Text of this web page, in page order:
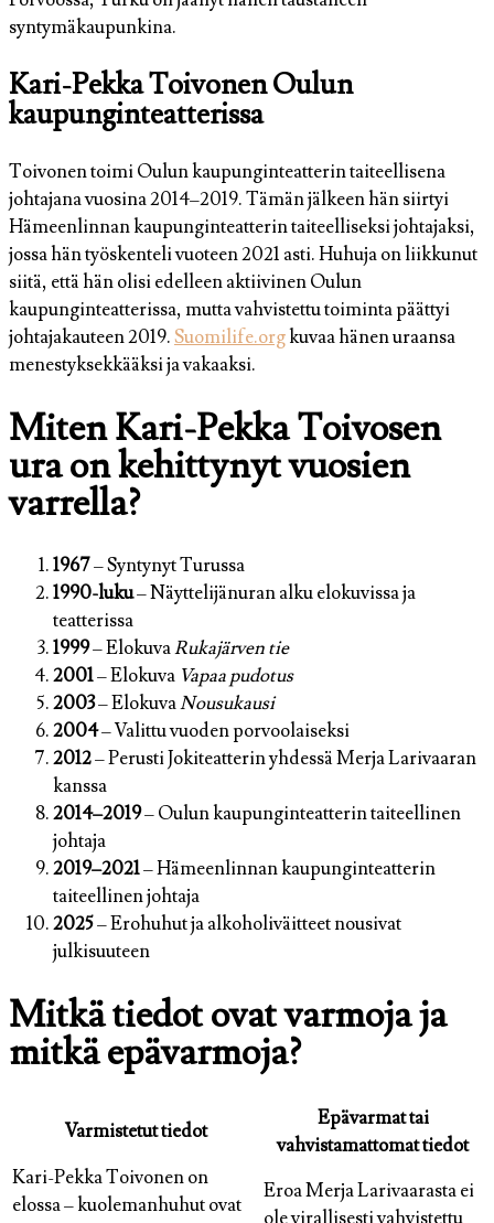
syntymäkaupunkina.
Kari-Pekka Toivonen Oulun
kaupunginteatterissa
Toivonen toimi Oulun kaupunginteatterin taiteellisena
johtajana vuosina 2014–2019. Tämän jälkeen hän siirtyi
Hämeenlinnan kaupunginteatterin taiteelliseksi johtajaksi,
jossa hän työskenteli vuoteen 2021 asti. Huhuja on liikkunut
siitä, että hän olisi edelleen aktiivinen Oulun
kaupunginteatterissa, mutta vahvistettu toiminta päättyi
johtajakauteen 2019.Suomilife.orgkuvaa hänen uraansa
menestyksekkääksi ja vakaaksi.
Miten Kari-Pekka Toivosen
ura on kehittynyt vuosien
varrella?
1967– Syntynyt Turussa
1990-luku– Näyttelijänuran alku elokuvissa ja
teatterissa
1999– ElokuvaRukajärven tie
2001– Elokuva Vapaa pudotus
2003– ElokuvaNousukausi
2004– Valittu vuoden porvoolaiseksi
2012– Perusti Jokiteatterin yhdessä Merja Larivaaran
kanssa
2014–2019– Oulun kaupunginteatterin taiteellinen
johtaja
2019–2021– Hämeenlinnan kaupunginteatterin
taiteellinen johtaja
2025– Erohuhut ja alkoholiväitteet nousivat
julkisuuteen
Mitkä tiedot ovat varmoja ja
mitkä epävarmoja?
Varmistetut tiedot
Epävarmat tai
vahvistamattomat tiedot
Kari-Pekka Toivonen on
elossa – kuolemanhuhut ovat
Eroa Merja Larivaarasta ei